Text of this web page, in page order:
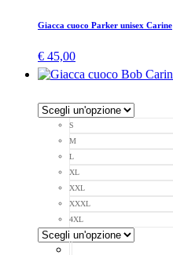
Giacca cuoco Parker unisex Carine
€ 45,00
S
M
L
XL
XXL
XXXL
4XL